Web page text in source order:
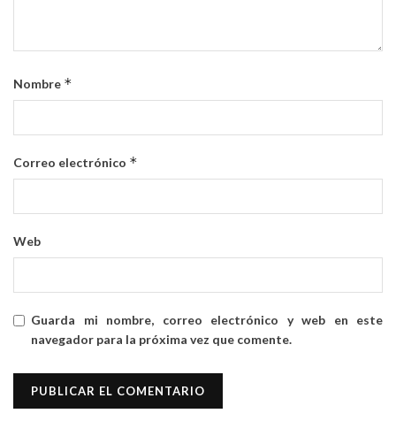
Nombre *
Correo electrónico *
Web
Guarda mi nombre, correo electrónico y web en este
navegador para la próxima vez que comente.